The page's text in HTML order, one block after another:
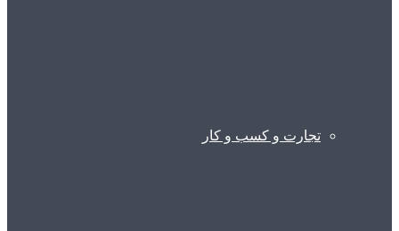
تجارت و کسب و کار